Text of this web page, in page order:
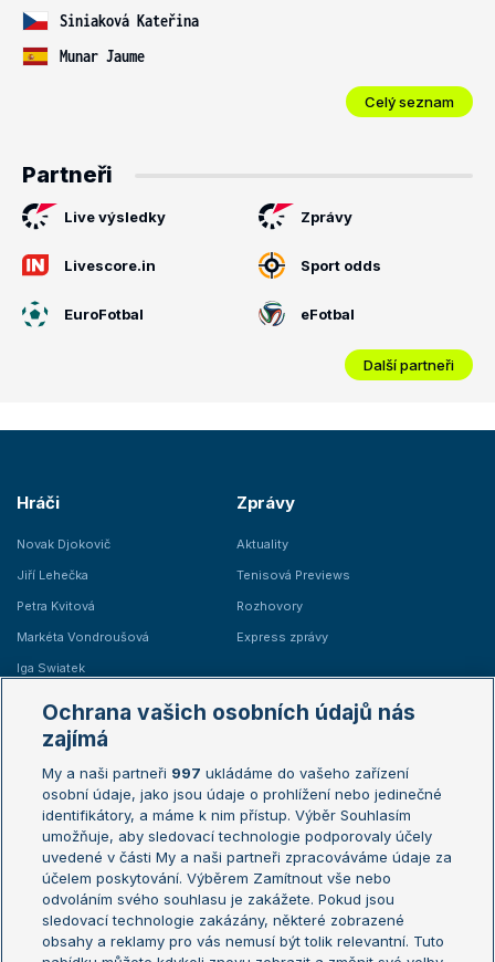
Siniaková Kateřina
Munar Jaume
Celý seznam
Partneři
Live výsledky Zprávy
Livescore.in Sport odds
EuroFotbal eFotbal
Další partneři
Hráči
Novak Djokovič
Jiří Lehečka
Petra Kvitová
Markéta Vondroušová
Iga Swiatek
Zprávy
Aktuality
Tenisová Previews
Rozhovory
Express zprávy
Žebříčky
Žebříček ATP (muži)
Žebříček WTA (ženy)
Sázkařský žebříček
Australian Open
French Open
Wimbledon
US Open
Turnaj mistrů
Turnaj mistryň
Ochrana vašich osobních údajů nás
zajímá
My a naši partneři 997 ukládáme do vašeho zařízení
osobní údaje, jako jsou údaje o prohlížení nebo jedinečné
identifikátory, a máme k nim přístup. Výběr Souhlasím
umožňuje, aby sledovací technologie podporovaly účely
uvedené v části My a naši partneři zpracováváme údaje za
účelem poskytování. Výběrem Zamítnout vše nebo
odvoláním svého souhlasu je zakážete. Pokud jsou
sledovací technologie zakázány, některé zobrazené
obsahy a reklamy pro vás nemusí být tolik relevantní. Tuto